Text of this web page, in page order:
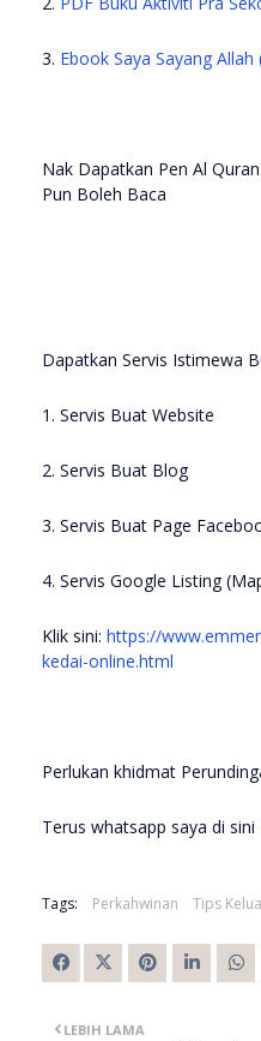
3. Ebook Saya Sayang
Nak Dapatkan Pen Al
Pun Boleh Baca
Dapatkan Servis Istimewa
1. Servis Buat Website
2. Servis Buat Blog
3. Servis Buat Page
4. Servis Google Listing
Klik sini: https://
kedai-online.html
Perlukan khidmat
Terus whatsapp saya di sini
Tags: Perkahwinan Tips
LEBIH LAMA